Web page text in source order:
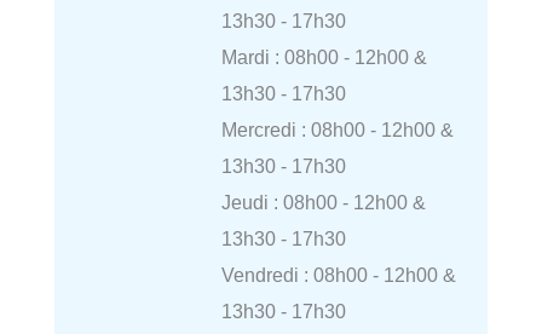
13h30 - 17h30
Mardi : 08h00 - 12h00 &
13h30 - 17h30
Mercredi : 08h00 - 12h00 &
13h30 - 17h30
Jeudi : 08h00 - 12h00 &
13h30 - 17h30
Vendredi : 08h00 - 12h00 &
13h30 - 17h30